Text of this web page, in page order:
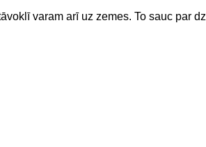
varam arī uz zemes. To sauc par